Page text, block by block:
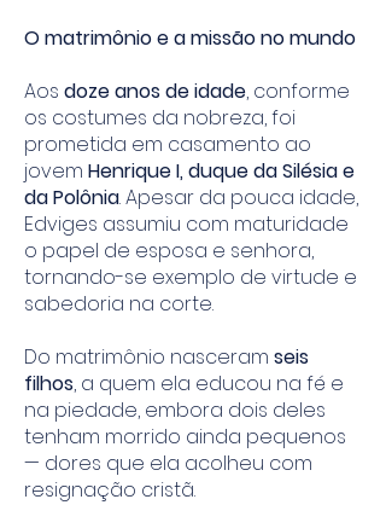
O matrimônio e a missão no mundo
Aos doze anos de idade, conforme
os costumes da nobreza, foi
prometida em casamento ao
jovem Henrique I, duque da Silésia e
da Polônia. Apesar da pouca idade,
Edviges assumiu com maturidade
o papel de esposa e senhora,
tornando-se exemplo de virtude e
sabedoria na corte.
Do matrimônio nasceram seis
filhos, a quem ela educou na fé e
na piedade, embora dois deles
tenham morrido ainda pequenos
— dores que ela acolheu com
resignação cristã.